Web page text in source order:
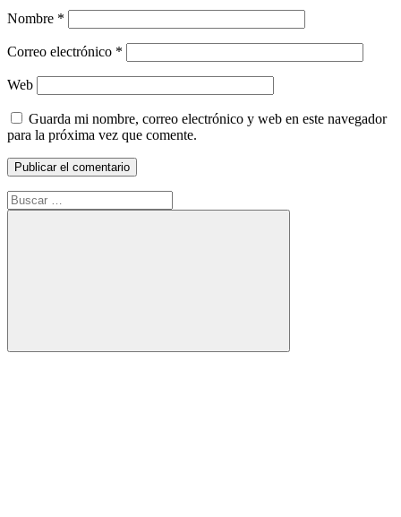
Nombre *
Correo electrónico *
Web
Guarda mi nombre, correo electrónico y web en este navegador
para la próxima vez que comente.
Buscar:
Buscar